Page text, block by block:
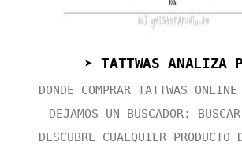
➤ TATTWAS ANALIZA
DONDE COMPRAR TATTWAS
DEJAMOS UN BUSCADOR:
DESCUBRE CUALQUIER